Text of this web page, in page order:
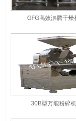
GFG高效沸腾干燥
30B型万能粉碎机